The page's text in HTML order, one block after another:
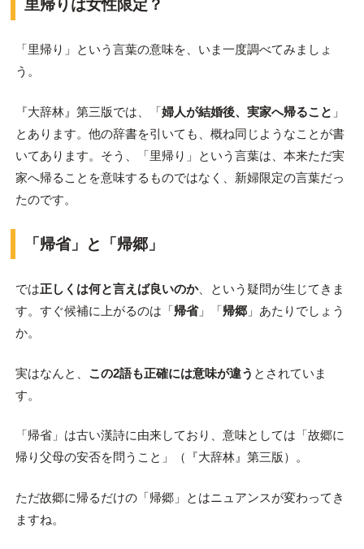
里帰りは女性限定？
「里帰り」という言葉の意味を、いま一度調べてみましょ
う。
『大辞林』第三版では、「婦人が結婚後、実家へ帰ること 」
とあります。他の辞書を引いても、概ね同じようなことが書
いてあります。そう、「里帰り」という言葉は、本来ただ実
家へ帰ることを意味するものではなく、新婦限定の言葉だっ
たのです。
「帰省」と「帰郷」
では正しくは何と言えば良いのか、という疑問が生じてきま
す。すぐ候補に上がるのは「帰省」「帰郷」あたりでしょう
か。
実はなんと、 この2語も正確には意味が違う とされていま
す。
「帰省」は古い漢詩に由来しており、意味としては「故郷に
帰り父母の安否を問うこと」（『大辞林』第三版）。
ただ故郷に帰るだけの「帰郷」とはニュアンスが変わってき
ますね。